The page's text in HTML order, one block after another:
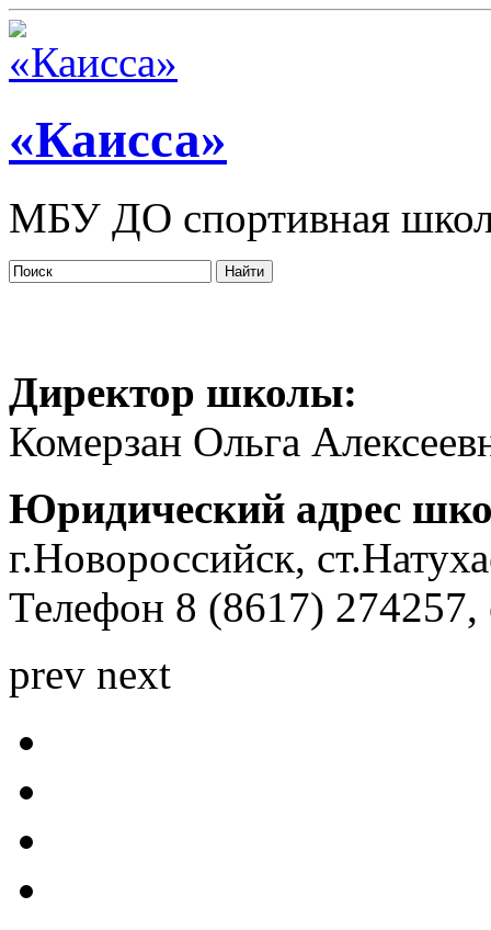
«Каисса»
МБУ ДО спортивная
Директор школы:
Комерзан Ольга
Юридический адрес
г.Новороссийск,
Телефон 8 (8617) 274257,
prev next